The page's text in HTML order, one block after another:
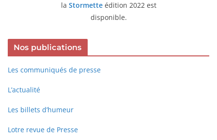
la Stormetteédition 2022 est
disponible.
Nos publications
Les communiqués de presse
L’actualité
Les billets d’humeur
Lotre revue de Presse